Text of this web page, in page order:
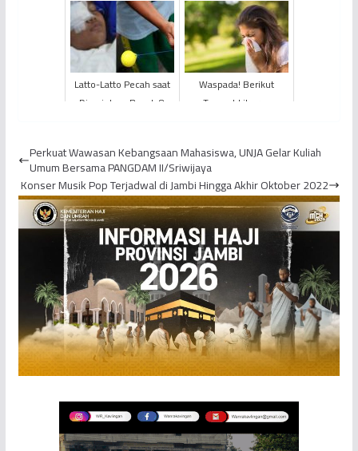
Indonesia
Satelit SATRIA-1 Milik
Pemerintah Indonesia
...
Latto-Latto Pecah saat
Dimainkan, Bocah 8
Waspada! Berikut
Tempat Liburan
Perkuat Wawasan Kebangsaan Mahasiswa, UNJA Gelar Kuliah
Umum Bersama PANGDAM II/Sriwijaya
Konser Musik Pop Terjadwal di Jambi Hingga Akhir Oktober 2022